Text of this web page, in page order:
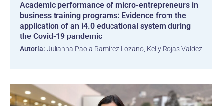
Academic performance of micro-entrepreneurs in
business training programs: Evidence from the
application of an i4.0 educational system during
the Covid-19 pandemic
Autoría: Julianna Paola Ramírez Lozano, Kelly Rojas Valdez